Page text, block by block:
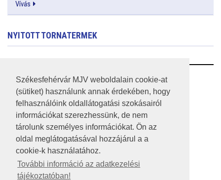
Székesfehérvár MJV weboldalain cookie-at
(sütiket) használunk annak érdekében, hogy
felhasználóink oldallátogatási szokásairól
információkat szerezhessünk, de nem
tárolunk személyes információkat. Ön az
oldal meglátogatásával hozzájárul a a
cookie-k használatához.
További információ az adatkezelési
tájékoztatóban!
Vívás
NYITOTT TORNATERMEK
RSS
A HONLAP 2017.03.31-I ÁLLAPOTA
JOGI NYILATKOZAT
IMPRESSZUM
KÖZÉRDEKŰ ADATOK